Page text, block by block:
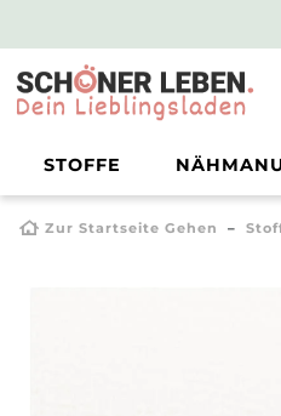
STOFFE
Zur Startseite Gehen